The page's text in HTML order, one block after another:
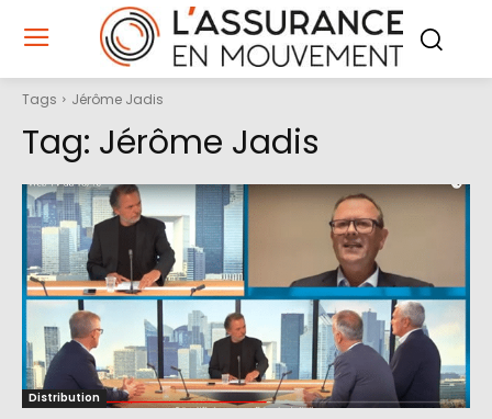
Tags Jérôme Jadis
Tag: Jérôme Jadis
Distribution